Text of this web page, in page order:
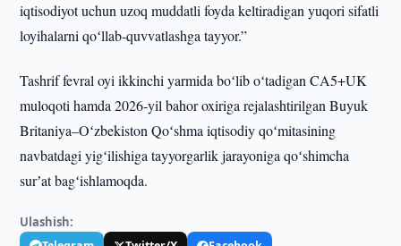
iqtisodiyot uchun uzoq muddatli foyda keltiradigan yuqori sifatli
loyihalarni qoʻllab‑quvvatlashga tayyor.”
Tashrif fevral oyi ikkinchi yarmida boʻlib oʻtadigan CA5+UK
muloqoti hamda 2026‑yil bahor oxiriga rejalashtirilgan Buyuk
Britaniya–Oʻzbekiston Qoʻshma iqtisodiy qoʻmitasining
navbatdagi yigʻilishiga tayyorgarlik jarayoniga qoʻshimcha
surʼat bagʻishlamoqda.
Ulashish: